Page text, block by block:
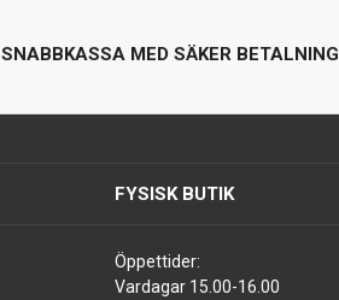
SNABBKASSA MED SÄKER BETALNING
FYSISK BUTIK
Öppettider:
Vardagar 15.00-16.00